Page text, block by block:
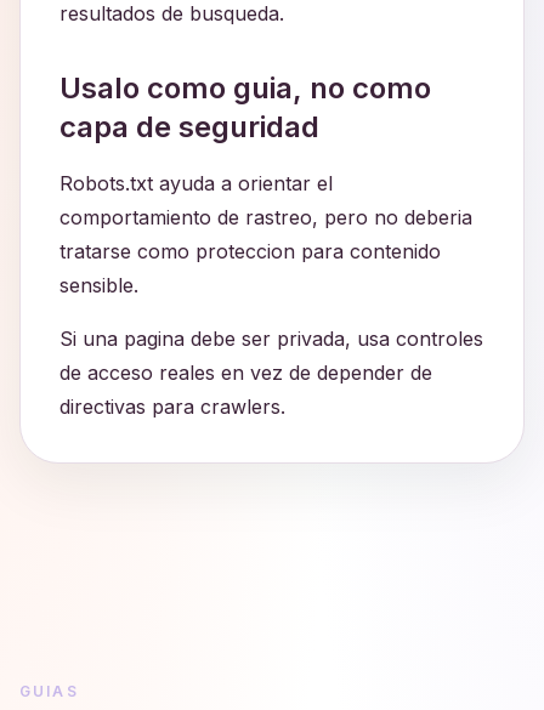
resultados de busqueda.
Usalo como guia, no como
capa de seguridad
Robots.txt ayuda a orientar el
comportamiento de rastreo, pero no deberia
tratarse como proteccion para contenido
sensible.
Si una pagina debe ser privada, usa controles
de acceso reales en vez de depender de
directivas para crawlers.
GUIAS